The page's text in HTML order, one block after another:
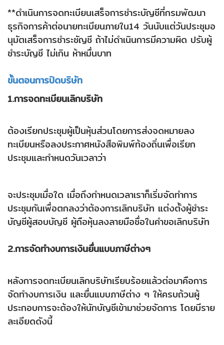
**ดำเนินการจดทะเบียนเสร็จการชำระบัญชีที่กรมพัฒนา
ธุรกิจการค้าต่อนายทะเบียนภายใน14 วันนับแต่วันประชุมอ
นุมัตเสร็จการชำระชัญชี ถ้าไม่ดำเนินการมีความผิด ปรับผู้
ชำระบัญชี ไม่เกิน ห้าหมื่นบาท
ขั้นตอนการปิดบริษัท
1.การจดทะเบียนเลิกบริษัท
ต้องเรียกประชุมผู้เป็นหุ้นส่วนโดยการส่งจดหมายลง
ทะเบียนหรือลงประกาศหนังสือพิมพ์ท้องถิ่นเพื่อเรียก
ประชุมและกำหนดวันเวลาว่า
จะประชุมเมื่อใด เมื่อถึงกำหนดเวลาเราก็เริ่มจัดทำการ
ประชุมกันเพื่อตกลงว่าต้องการเลิกบริษัท แต่งตั้งผู้ชำระ
บัญชีผู้สอบบัญชี ผู้ถือหุ้นลงลายมือชื่อในคำขอเลิกบริษัท
2.การจัดทำงบการเงินยื่นแบบภาษีต่างๆ
หลังการจดทะเบียนเลิกบริษัทเรียบร้อยแล้วต่อมาคือการ
จัดทำงบการเงิน และยื่นแบบภาษีต่าง ๆ ให้ครบถ้วนผู้
ประกอบการจะต้องให้นักบัญชีเข้ามาช่วยจัดการ โดยมีราย
ละเอียดดังนี้